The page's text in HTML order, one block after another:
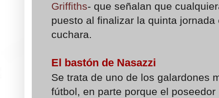
Griffiths- que señalan que
puesto al finalizar la quinta
cuchara.
El bastón de Nasazzi
Se trata de uno de los galardones
fútbol, en parte porque el